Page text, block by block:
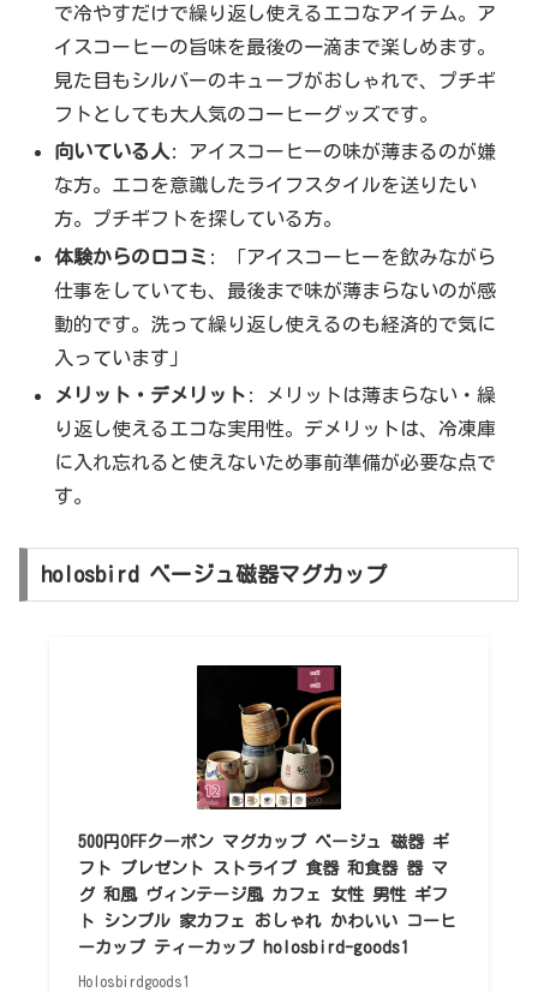
で冷やすだけで繰り返し使えるエコなアイテム。ア
イスコーヒーの旨味を最後の一滴まで楽しめます。
見た目もシルバーのキューブがおしゃれで、プチギ
フトとしても大人気のコーヒーグッズです。
向いている人: アイスコーヒーの味が薄まるのが嫌
な方。エコを意識したライフスタイルを送りたい
方。プチギフトを探している方。
体験からの口コミ : 「アイスコーヒーを飲みながら
仕事をしていても、最後まで味が薄まらないのが感
動的です。洗って繰り返し使えるのも経済的で気に
入っています」
メリット・デメリット : メリットは薄まらない・繰
り返し使えるエコな実用性。デメリットは、冷凍庫
に入れ忘れると使えないため事前準備が必要な点で
す。
holosbird ベージュ磁器マグカップ
500円OFFクーポン マグカップ ベージュ 磁器 ギ
フト プレゼント ストライプ 食器 和食器 器 マ
グ 和風 ヴィンテージ風 カフェ 女性 男性 ギフ
ト シンプル 家カフェ おしゃれ かわいい コーヒ
ーカップ ティーカップ holosbird-goods1
Holosbirdgoods1